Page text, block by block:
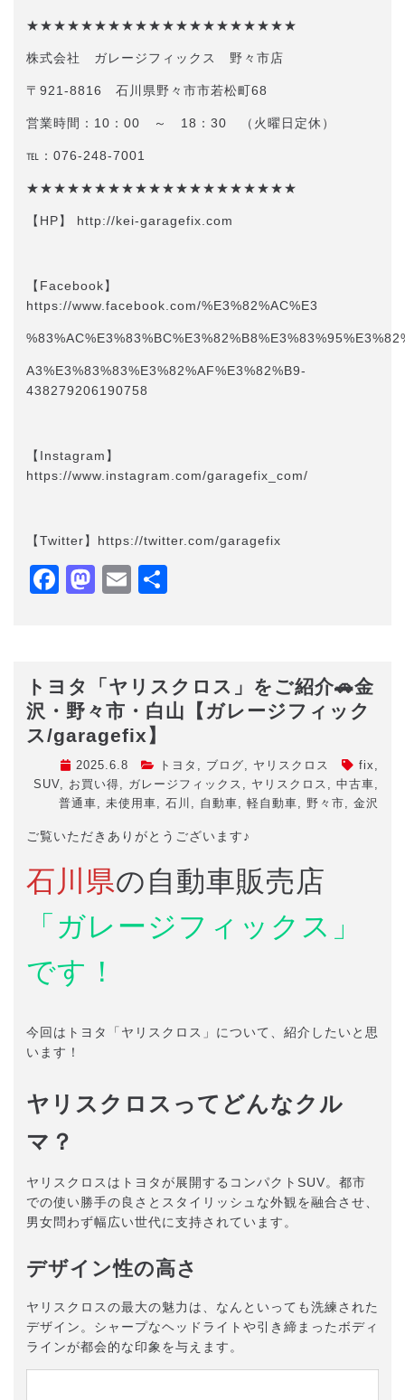
★★★★★★★★★★★★★★★★★★★★
株式会社 ガレージフィックス 野々市店
〒921-8816 石川県野々市市若松町68
営業時間：10：00 ～ 18：30 （火曜日定休）
℡：076-248-7001
★★★★★★★★★★★★★★★★★★★★
【HP】 http://kei-garagefix.com​​
【Facebook】
https://www.facebook.com/%E3%82%AC%E3
A3%E3%83%83%E3%82%AF%E3%82%B9-
438279206190758
【Instagram】
https://www.instagram.com/garagefix_com/
【Twitter】https://twitter.com/garagefix
Facebook
Mastodon
Email
トヨタ「ヤリスクロス」をご紹介🚗金
沢・野々市・白山【ガレージフィック
ス/garagefix】
2025.6.8 トヨタ ブログ ヤリスクロス fix
SUV
お買い得 ガレージフィックス ヤリスクロス 中古車
普通車
未使用車 石川 自動車 軽自動車 野々市 金沢
ご覧いただきありがとうございます♪
石川県の自動車販売店
「ガレージフィックス」
です！
今回はトヨタ「ヤリスクロス」について、紹介したいと思
います！
ヤリスクロスってどんなクル
マ？
ヤリスクロスはトヨタが展開するコンパクトSUV。都市
での使い勝手の良さとスタイリッシュな外観を融合させ、
男女問わず幅広い世代に支持されています。
デザイン性の高さ
ヤリスクロスの最大の魅力は、なんといっても洗練された
デザイン。シャープなヘッドライトや引き締まったボディ
ラインが都会的な印象を与えます。